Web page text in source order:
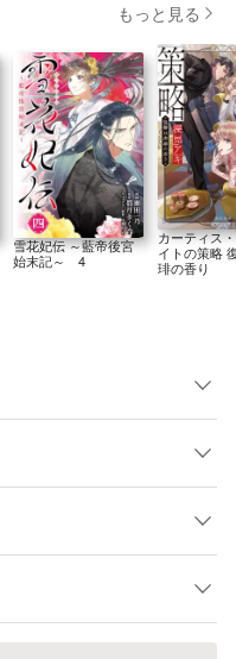
もっと見る
雪花妃伝 ～藍帝後宮
始末記～ 4
カーティス
イトの策略
琲の香り